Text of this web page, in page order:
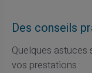
Des conseils
Quelques
vos prestations :